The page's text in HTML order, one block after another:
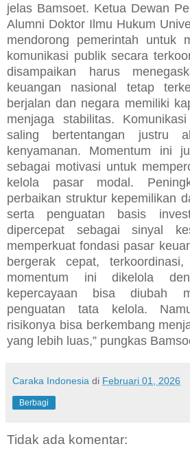
jelas Bamsoet. Ketua Dewan
Alumni Doktor Ilmu Hukum
mendorong pemerintah untuk
komunikasi publik secara
disampaikan harus
keuangan nasional tetap
berjalan dan negara memiliki
menjaga stabilitas.
saling bertentangan justru
kenyamanan. Momentum ini
sebagai motivasi untuk
kelola pasar modal.
perbaikan struktur kepemilikan
serta penguatan basis
dipercepat sebagai sinyal
memperkuat fondasi pasar
bergerak cepat,
momentum ini dikelola
kepercayaan bisa diubah
penguatan tata kelola.
risikonya bisa berkembang
yang lebih luas,” pungkas
Caraka Indonesia di Februari 01, 2026
Berbagi
Tidak ada komentar: